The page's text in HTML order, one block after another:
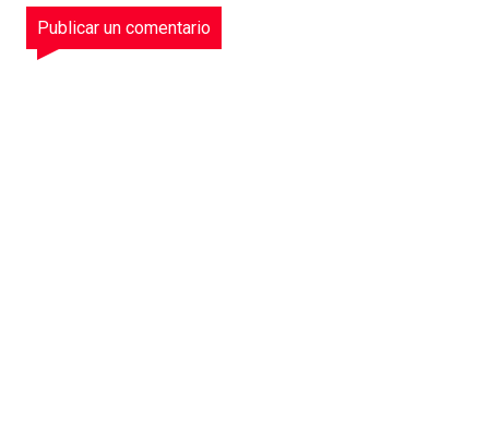
Publicar un comentario